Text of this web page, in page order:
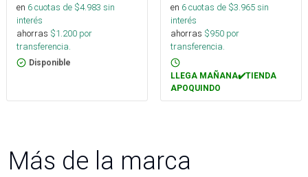
en 6cuotas de $4.983 sin
interés
ahorras $1.200 por
transferencia.
Disponible
en 6cuotas de $3.965sin
interés
ahorras $950 por
transferencia.
LLEGA MAÑANA✔️TIENDA
APOQUINDO
Más de la marca